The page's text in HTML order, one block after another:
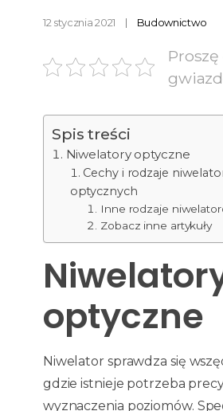
12 stycznia 2021 Budownictwo
Spis treści
Niwelatory optyczne
Cechy i rodzaje
optycznych
Inne rodzaje
Zobacz inne artykuły
optyczne
Niwelator sprawdza się
gdzie istnieje potrzeba
wyznaczenia poziomów.